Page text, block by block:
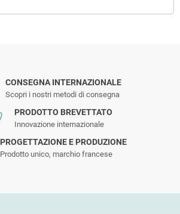
CONSEGNA INTERNAZIONALE
Scopri i nostri metodi di consegna
PRODOTTO BREVETTATO
Innovazione internazionale
PROGETTAZIONE E PRODUZIONE
Prodotto unico, marchio francese